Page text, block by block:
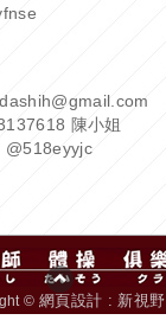
陳小姐
@518eyyjc
© 網頁設計 : 新視野